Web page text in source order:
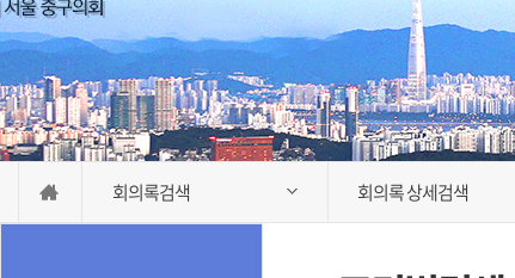
회의록검색 회의록 상세검색